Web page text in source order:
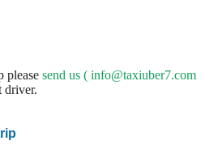
please send us ( info@taxiuber7.com
driver.